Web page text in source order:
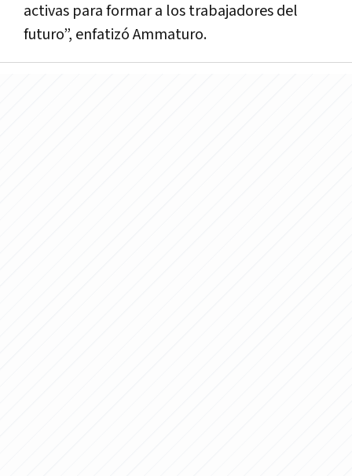
activas para formar a los trabajadores del
futuro”, enfatizó Ammaturo.